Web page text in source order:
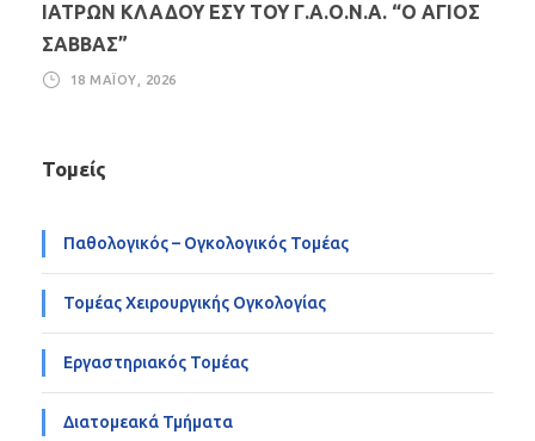
ΙΑΤΡΩΝ ΚΛΑΔΟΥ ΕΣΥ ΤΟΥ Γ.Α.Ο.Ν.Α. “Ο ΑΓΙΟΣ
ΣΑΒΒΑΣ”
18 ΜΑΪ́ΟΥ, 2026
Τομείς
Παθολογικός – Ογκολογικός Τομέας
Τομέας Χειρουργικής Ογκολογίας
Εργαστηριακός Τομέας
Διατομεακά Τμήματα